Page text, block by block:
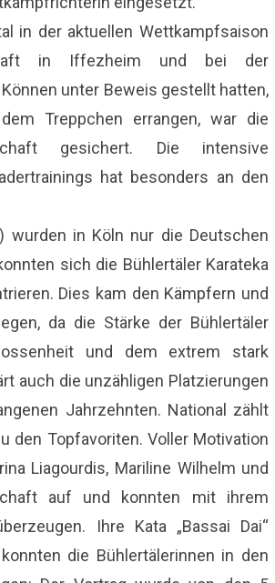
in der aktuellen Wettkampfsaison
in Iffezheim und bei der
unter Beweis gestellt hatten,
Treppchen errangen, war die
gesichert. Die intensive
hat besonders an den
wurden in Köln nur die Deutschen
sich die Bühlertäler Karateka
Dies kam den Kämpfern und
da die Stärke der Bühlertäler
und dem extrem stark
auch die unzähligen Platzierungen
Jahrzehnten. National zählt
den Topfavoriten. Voller Motivation
Liagourdis, Mariline Wilhelm und
auf und konnten mit ihrem
Ihre Kata „Bassai Dai“
die Bühlertälerinnen in den